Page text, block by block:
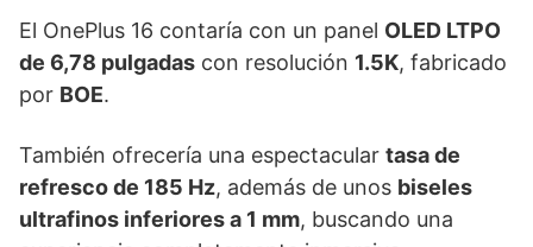
El OnePlus 16 contaría con un panel OLED LTPO
de 6,78 pulgadas con resolución 1.5K, fabricado
por BOE.
También ofrecería una espectacular tasa de
refresco de 185 Hz, además de unos biseles
ultrafinos inferiores a 1 mm, buscando una